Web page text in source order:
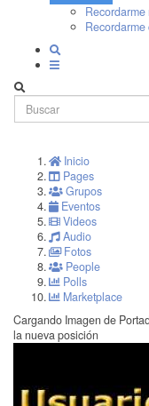
Inicio
Pages
Grupos
Eventos
Videos
Audio
Fotos
People
Polls
Marketplace
Cargando Imagen de
la nueva posición